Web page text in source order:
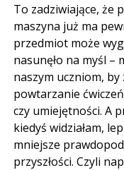
To zadziwiające, że
maszyna już ma
przedmiot może
nasunęło na myśl –
naszym uczniom,
powtarzanie
czy umiejętności. A
kiedyś widziałam,
mniejsze
przyszłości. Czyli